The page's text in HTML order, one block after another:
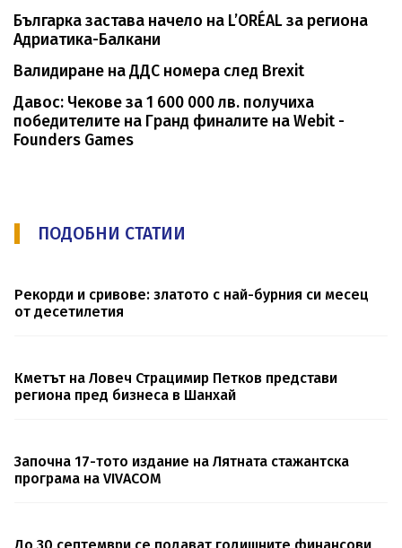
Българка застава начело на L’ORÉAL за региона
Адриатика-Балкани
Валидиране на ДДС номера след Brexit
Давос: Чекове за 1 600 000 лв. получиха
победителите на Гранд финалите на Webit -
Founders Games
ПОДОБНИ СТАТИИ
Рекорди и сривове: златото с най-бурния си месец
от десетилетия
Кметът на Ловеч Страцимир Петков представи
региона пред бизнеса в Шанхай
Започна 17-тото издание на Лятната стажантска
програма на VIVACOM